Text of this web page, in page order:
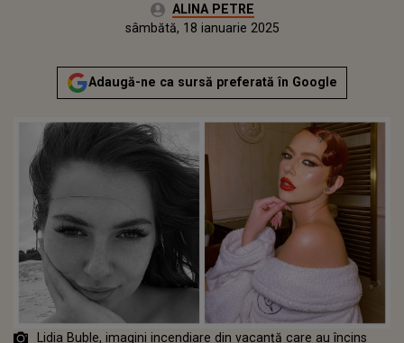
Autor:ALINA PETRE
Publicat:
sâmbătă, 18 ianuarie 2025
Adaugă-ne ca sursă preferată în Google
Lidia Buble, imagini incendiare din vacanță care au încins